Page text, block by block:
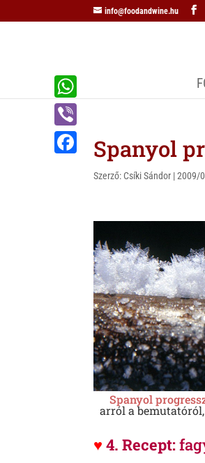
info@foodandwine.hu
Spanyol
Szerző: Csíki Sándor |2009/
Spanyol
arról a
♥ 4. Recept:
W
h
a
V